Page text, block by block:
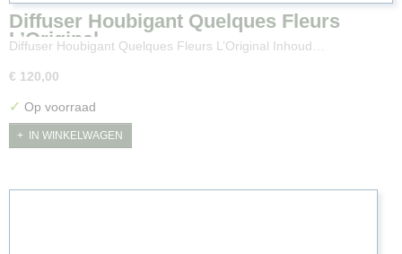
Diffuser Houbigant Quelques Fleurs
L’Original
Diffuser Houbigant Quelques Fleurs L’Original Inhoud…
€ 120,00
✓ Op voorraad
IN WINKELWAGEN